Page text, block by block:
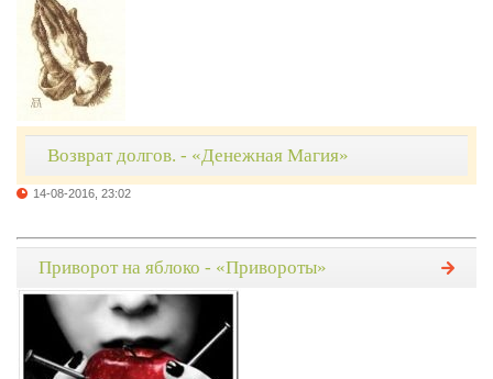
Возврат долгов. - «Денежная Магия»
14-08-2016, 23:02
Приворот на яблоко - «Привороты»